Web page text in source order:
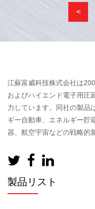
<
江蘇富威科技株式会社は
およびハイエンド電子用圧
力しています。同社の製品
ギー自動車、エネルギー貯
器、航空宇宙などの戦略的
製品リスト